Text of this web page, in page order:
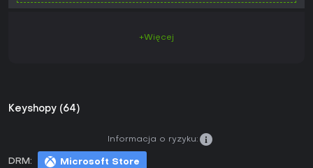
+Więcej
Keyshopy (64)
DRM: Microsoft Store
Informacja o ryzyku: